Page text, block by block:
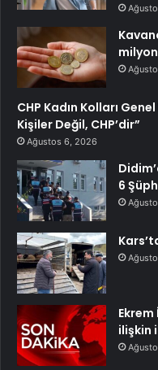
CHP Kadın Kolları
Kişiler Değil, CHP’dir”
Ağustos 6, 2026
6
ilişkin